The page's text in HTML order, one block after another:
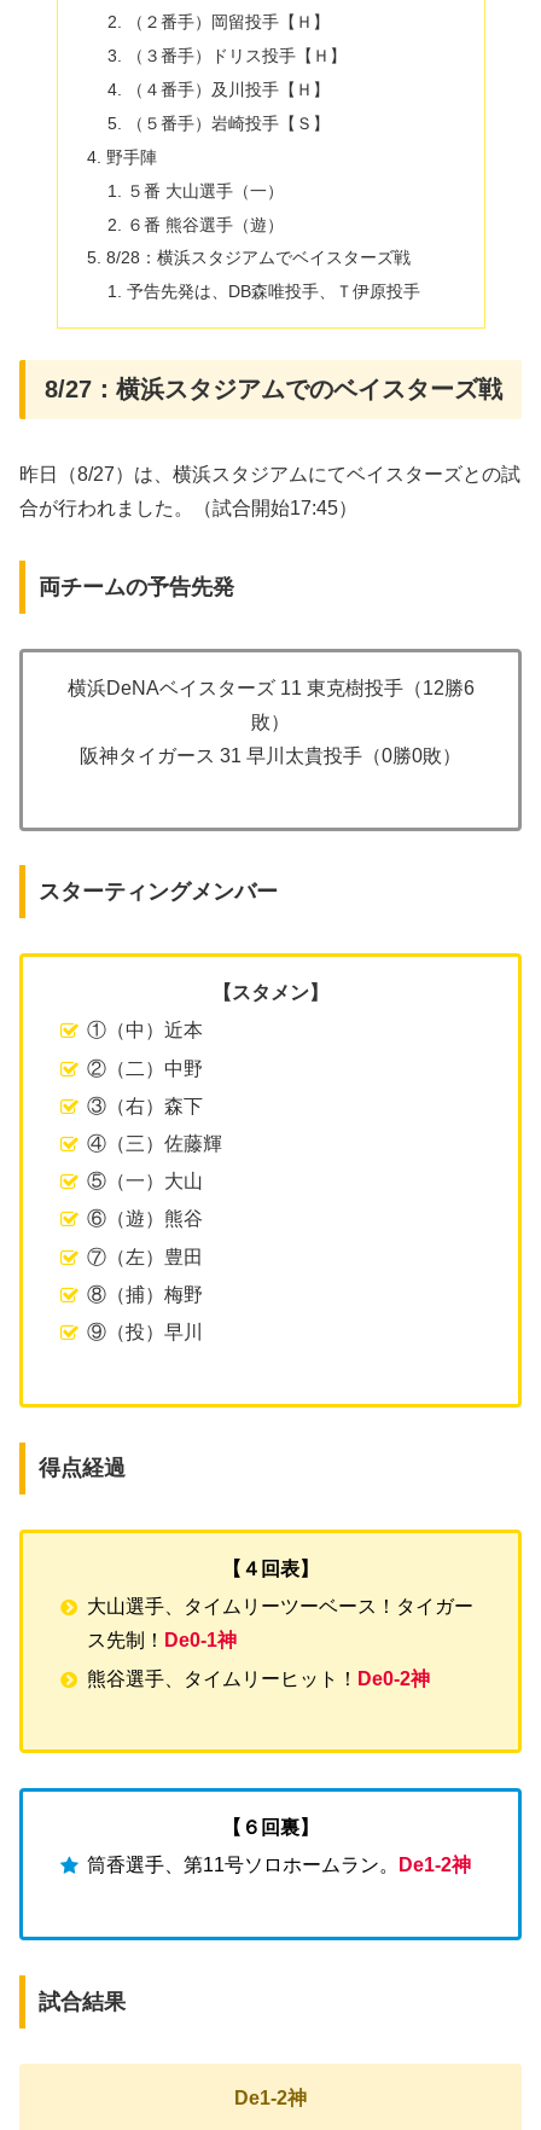
（２番手）岡留投手【Ｈ】
（３番手）ドリス投手【Ｈ】
（４番手）及川投手【Ｈ】
（５番手）岩崎投手【Ｓ】
野手陣
５番 大山選手（一）
６番 熊谷選手（遊）
8/28：横浜スタジアムでベイスターズ戦
予告先発は、DB森唯投手、Ｔ伊原投手
8/27：横浜スタジアムでのベイスターズ戦
昨日（8/27）は、横浜スタジアムにてベイスターズとの試
合が行われました。（試合開始17:45）
両チームの予告先発
横浜DeNAベイスターズ 11 東克樹投手（12勝6
敗）
阪神タイガース 31 早川太貴投手（0勝0敗）
スターティングメンバー
【スタメン】
①（中）近本
②（二）中野
③（右）森下
④（三）佐藤輝
⑤（一）大山
⑥（遊）熊谷
⑦（左）豊田
⑧（捕）梅野
⑨（投）早川
得点経過
【４回表】
大山選手、タイムリーツーベース！タイガー
ス先制！ De0-1神
熊谷選手、タイムリーヒット！ De0-2神
【６回裏】
筒香選手、第11号ソロホームラン。
De1-2神
試合結果
De1-2神